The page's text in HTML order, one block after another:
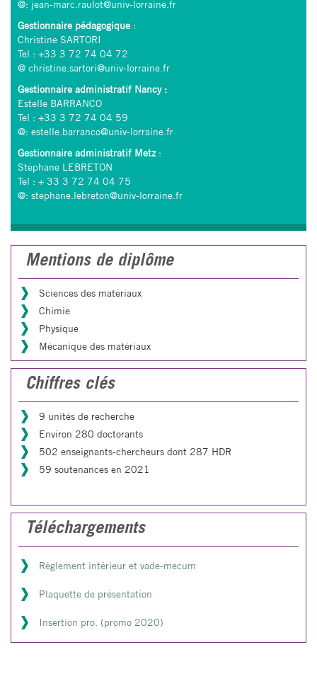
@: jean-marc.raulot@univ-lorraine.fr
Gestionnaire pédagogique :
Christine SARTORI
Tel : +33 3 72 74 04 72
@ christine.sartori@univ-lorraine.fr
Gestionnaire administratif Nancy :
Estelle BARRANCO
Tel : +33 3 72 74 04 59
@: estelle.barranco@univ-lorraine.fr
Gestionnaire administratif Metz :
Stéphane LEBRETON
Tel : + 33 3 72 74 04 75
@: stephane.lebreton@univ-lorraine.fr
Mentions de diplôme
Sciences des matériaux
Chimie
Physique
Mécanique des matériaux
Chiffres clés
9 unités de recherche
Environ 280 doctorants
502 enseignants-chercheurs dont 287 HDR
59 soutenances en 2021
Téléchargements
Règlement intérieur et vade-mecum
Plaquette de présentation
Insertion pro. (promo 2020)